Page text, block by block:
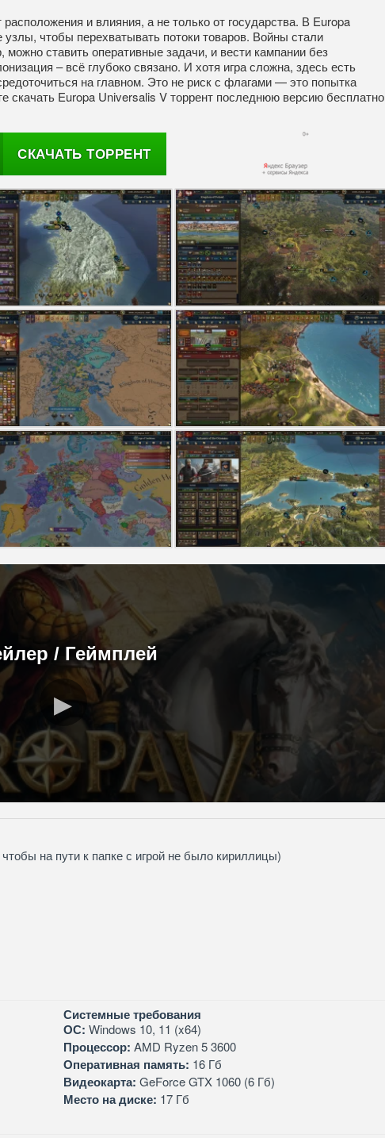
и влияния, а не только от государства. В Europa
чтобы перехватывать потоки товаров. Войны стали
ставить оперативные задачи, и вести кампании без
– всё глубоко связано. И хотя игра сложна, здесь есть
на главном. Это не риск с флагами — это попытка
скачать Europa Universalis V торрент последнюю версию бесплатно
СКАЧАТЬ ТОРРЕНТ
/ Геймплей
на пути к папке с игрой не было кириллицы)
Системные требования
ОС: Windows 10, 11 (x64)
Процессор: AMD Ryzen 5 3600
Оперативная память: 16 Гб
Видеокарта: GeForce GTX 1060 (6 Гб)
Место на диске: 17 Гб